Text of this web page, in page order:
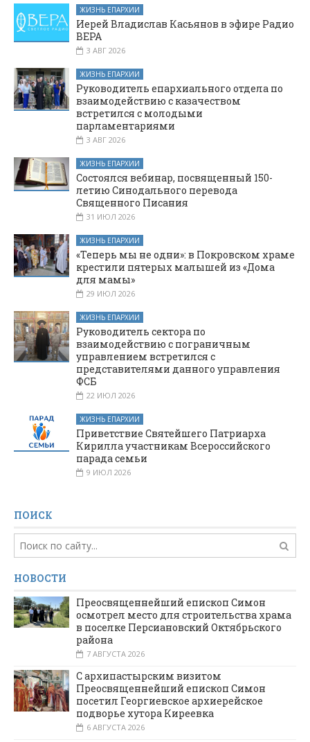
Чаша»
ЖИЗНЬ ЕПАРХИИ
Иерей Владислав Касьянов в эфире Радио
ВЕРА
3 АВГ 2026
ЖИЗНЬ ЕПАРХИИ
Руководитель епархиального отдела по
взаимодействию с казачеством
встретился с молодыми
парламентариями
3 АВГ 2026
ЖИЗНЬ ЕПАРХИИ
Состоялся вебинар, посвященный 150-
летию Синодального перевода
Священного Писания
31 ИЮЛ 2026
ЖИЗНЬ ЕПАРХИИ
«Теперь мы не одни»: в Покровском храме
крестили пятерых малышей из «Дома
для мамы»
29 ИЮЛ 2026
ЖИЗНЬ ЕПАРХИИ
Руководитель сектора по
взаимодействию с пограничным
управлением встретился с
представителями данного управления
ФСБ
22 ИЮЛ 2026
ЖИЗНЬ ЕПАРХИИ
Приветствие Святейшего Патриарха
Кирилла участникам Всероссийского
парада семьи
9 ИЮЛ 2026
ПОИСК
НОВОСТИ
Преосвященнейший епископ Симон
осмотрел место для строительства храма
в поселке Персиановский Октябрьского
района
7 АВГУСТА 2026
С архипастырским визитом
Преосвященнейший епископ Симон
посетил Георгиевское архиерейское
подворье хутора Киреевка
6 АВГУСТА 2026